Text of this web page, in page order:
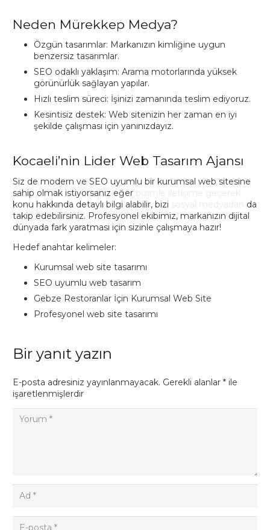
Neden Mürekkep Medya?
Özgün tasarımlar: Markanızın kimliğine uygun
benzersiz tasarımlar.
SEO odaklı yaklaşım: Arama motorlarında yüksek
görünürlük sağlayan yapılar.
Hızlı teslim süreci: İşinizi zamanında teslim ediyoruz.
Kesintisiz destek: Web sitenizin her zaman en iyi
şekilde çalışması için yanınızdayız.
Kocaeli’nin Lider Web Tasarım Ajansı
Siz de modern ve SEO uyumlu bir kurumsal web sitesine
sahip olmak istiyorsanız eğer
konu hakkında detaylı bilgi alabilir, bizi
da
takip edebilirsiniz. Profesyonel ekibimiz, markanızın dijital
dünyada fark yaratması için sizinle çalışmaya hazır!
Hedef anahtar kelimeler:
Kurumsal web site tasarımı
SEO uyumlu web tasarım
Gebze Restoranlar İçin Kurumsal Web Site
Profesyonel web site tasarımı
Bir yanıt yazın
E-posta adresiniz yayınlanmayacak. Gerekli alanlar * ile
işaretlenmişlerdir